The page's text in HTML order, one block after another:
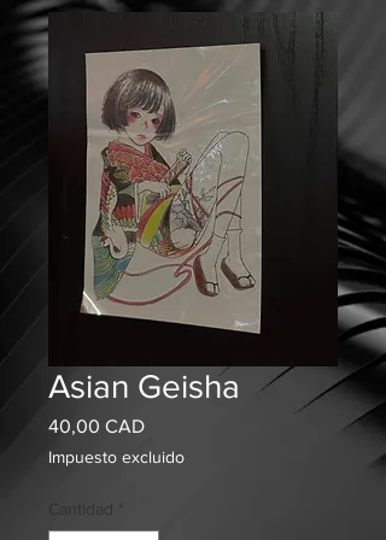
Asian Geisha
40,00 CADPrecio
Impuesto excluido
Cantidad *